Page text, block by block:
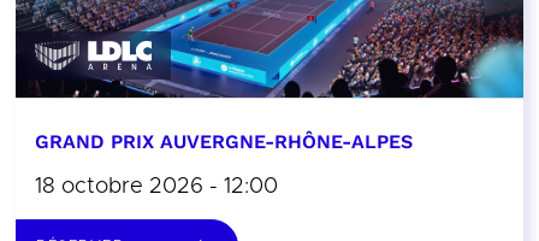
GRAND PRIX AUVERGNE-RHÔNE-ALPES
18 octobre 2026 - 12:00